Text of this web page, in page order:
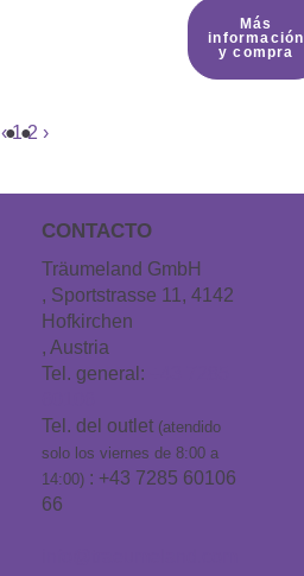
Más
información
y compra
‹ 1 2 ›
CONTACTO
Träumeland GmbH
, Sportstrasse 11, 4142
Hofkirchen
, Austria
Tel. general:
Tel. del outlet (atendido
solo los viernes de 8:00 a
14:00) : +43 7285 60106
66